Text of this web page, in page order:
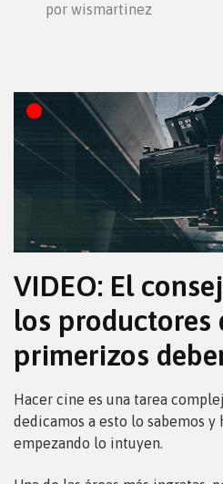
por wismartinez
VIDEO: El
los productores
primerizos
Hacer cine es una tarea
dedicamos a esto lo sabemos y
empezando lo intuyen.